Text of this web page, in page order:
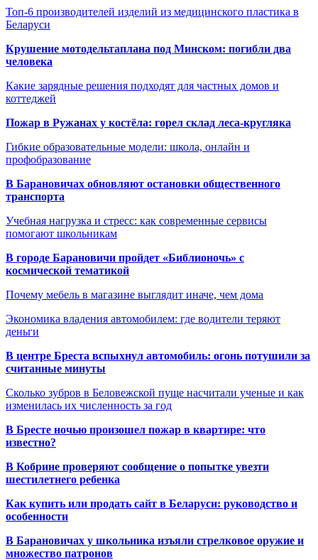
Топ-6 производителей изделий из медицинского пластика в
Беларуси
Крушение мотодельтаплана под Минском: погибли два
человека
Какие зарядные решения подходят для частных домов и
коттеджей
Пожар в Ружанах у костёла: горел склад леса-кругляка
Гибкие образовательные модели: школа, онлайн и
профобразование
В Барановичах обновляют остановки общественного
транспорта
Учебная нагрузка и стресс: как современные сервисы
помогают школьникам
В городе Барановичи пройдет «Библионочь» с
космической тематикой
Почему мебель в магазине выглядит иначе, чем дома
Экономика владения автомобилем: где водители теряют
деньги
В центре Бреста вспыхнул автомобиль: огонь потушили за
считанные минуты
Сколько зубров в Беловежской пуще насчитали ученые и как
изменилась их численность за год
В Бресте ночью произошел пожар в квартире: что
известно?
В Кобрине проверяют сообщение о попытке увезти
шестилетнего ребенка
Как купить или продать сайт в Беларуси: руководство и
особенности
В Барановичах у школьника изъяли стрелковое оружие и
множество патронов